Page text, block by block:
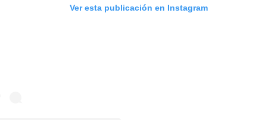
Ver esta publicación en Instagram